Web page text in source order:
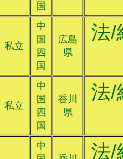
国
私立
中
国
四
国
広島
県
法/
私立
中
国
四
国
香川
県
法/
中
法/